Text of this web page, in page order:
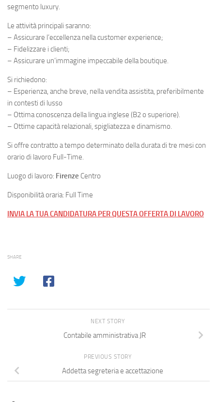
segmento luxury.
Le attività principali saranno:
– Assicurare l’eccellenza nella customer experience;
– Fidelizzare i clienti;
– Assicurare un’immagine impeccabile della boutique.
Si richiedono:
– Esperienza, anche breve, nella vendita assistita, preferibilmente
in contesti di lusso
– Ottima conoscenza della lingua inglese (B2 o superiore).
– Ottime capacità relazionali, spigliatezza e dinamismo.
Si offre contratto a tempo determinato della durata di tre mesi con
orario di lavoro Full-Time.
Luogo di lavoro: Firenze Centro
Disponibilità oraria: Full Time
INVIA LA TUA CANDIDATURA PER QUESTA OFFERTA DI LAVORO
SHARE
NEXT STORY
Contabile amministrativa JR
PREVIOUS STORY
Addetta segreteria e accettazione